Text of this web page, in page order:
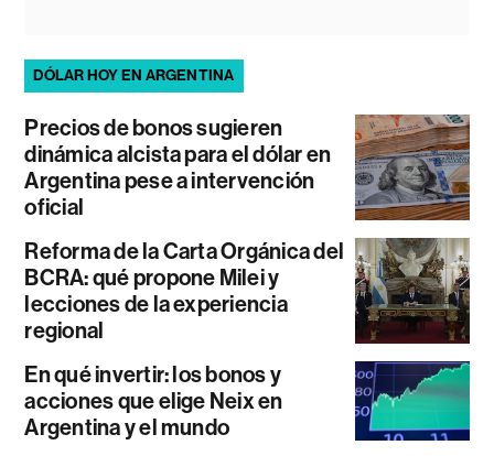
DÓLAR HOY EN ARGENTINA
Precios de bonos sugieren
dinámica alcista para el dólar en
Argentina pese a intervención
oficial
Reforma de la Carta Orgánica del
BCRA: qué propone Milei y
lecciones de la experiencia
regional
En qué invertir: los bonos y
acciones que elige Neix en
Argentina y el mundo